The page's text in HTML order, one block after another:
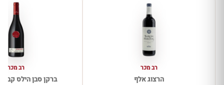
רב מכר
הרצוג אלף
רב מכר
ברקן סבן הילס